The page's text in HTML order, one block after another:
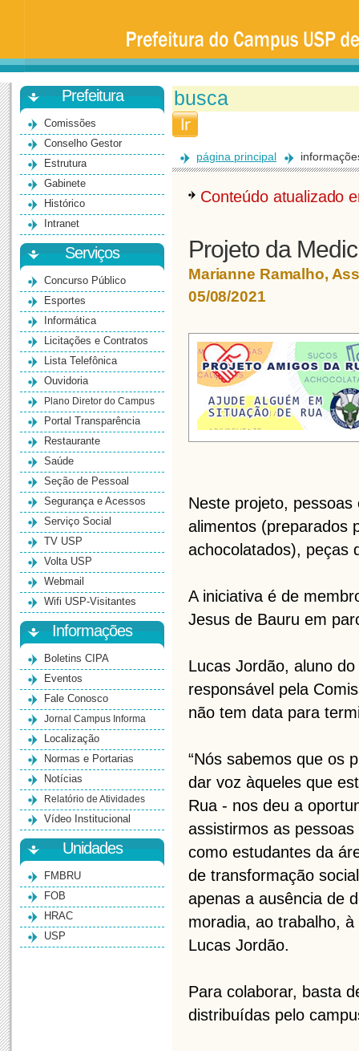
Universidade
São
Paulo
-
BauruPrefeitura
Comissões
Conselho Gestor
Estrutura
Gabinete
Histórico
Intranet
Serviços
Concurso Público
Esportes
Informática
Licitações e Contratos
Lista Telefônica
Ouvidoria
Plano Diretor do Campus
Portal Transparência
Restaurante
Saúde
Seção de Pessoal
Segurança e Acessos
Serviço Social
TV USP
Volta USP
Webmail
Wifi USP-Visitantes
Informações
Boletins CIPA
Eventos
Fale Conosco
Jornal Campus Informa
Localização
Normas e Portarias
Notícias
Relatório de Atividades
Vídeo Institucional
Unidades
FMBRU
FOB
HRAC
USP
página principal
Conteúdo atualizado
Projeto da
Marianne Ramalho,
05/08/2021
Neste projeto,
alimentos (preparados
achocolatados), peças
A iniciativa é de
Jesus de Bauru em
Lucas Jordão, aluno
responsável pela
não tem data para
“Nós sabemos que os
dar voz àqueles que
Rua - nos deu a
assistirmos as
como estudantes da
de transformação
apenas a ausência de
moradia, ao trabalho,
Lucas Jordão.
Para colaborar, basta
distribuídas pelo